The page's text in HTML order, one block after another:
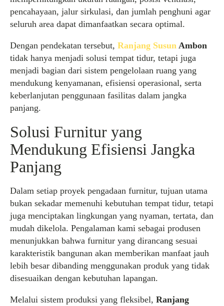
pencahayaan, jalur sirkulasi, dan jumlah penghuni agar
seluruh area dapat dimanfaatkan secara optimal.
Dengan pendekatan tersebut, Ranjang Susun Ambon
tidak hanya menjadi solusi tempat tidur, tetapi juga
menjadi bagian dari sistem pengelolaan ruang yang
mendukung kenyamanan, efisiensi operasional, serta
keberlanjutan penggunaan fasilitas dalam jangka
panjang.
Solusi Furnitur yang
Mendukung Efisiensi Jangka
Panjang
Dalam setiap proyek pengadaan furnitur, tujuan utama
bukan sekadar memenuhi kebutuhan tempat tidur, tetapi
juga menciptakan lingkungan yang nyaman, tertata, dan
mudah dikelola. Pengalaman kami sebagai produsen
menunjukkan bahwa furnitur yang dirancang sesuai
karakteristik bangunan akan memberikan manfaat jauh
lebih besar dibanding menggunakan produk yang tidak
disesuaikan dengan kebutuhan lapangan.
Melalui sistem produksi yang fleksibel, Ranjang